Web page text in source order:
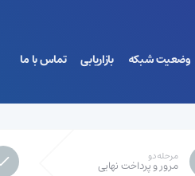
وضعیت شبکه بازاریابی تماس با ما
شما هیچ پیامی در این لحظه مرحله دو
مرور و پرداخت نهایی